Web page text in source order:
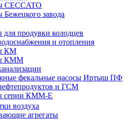
CECCATO
завода
для продувки колодцев
и отопления
КМ
КММ
фекальные насосы Иртыш ПФ
и ГСМ
серии КММ-Е
воздуха
агрегаты